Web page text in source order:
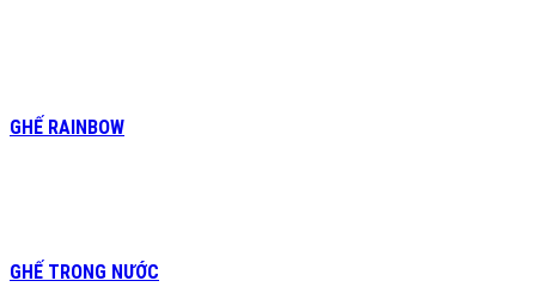
GHẾ RAINBOW
GHẾ TRONG NƯỚC